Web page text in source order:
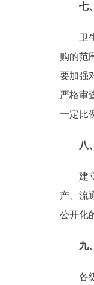
七
卫生
购的范
要加强
严格审
一定比
八
建立
产、流
公开化
九
各级